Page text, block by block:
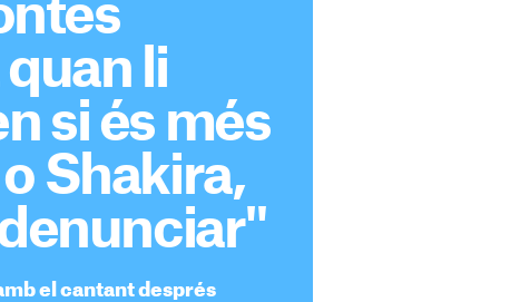
quan li
si és més
Shakira,
el cantant després